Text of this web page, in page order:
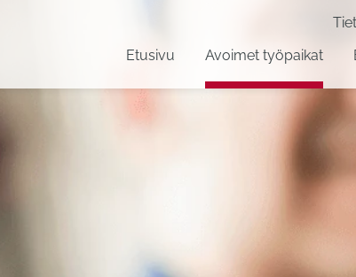
Etusivu Avoimet työpaikat